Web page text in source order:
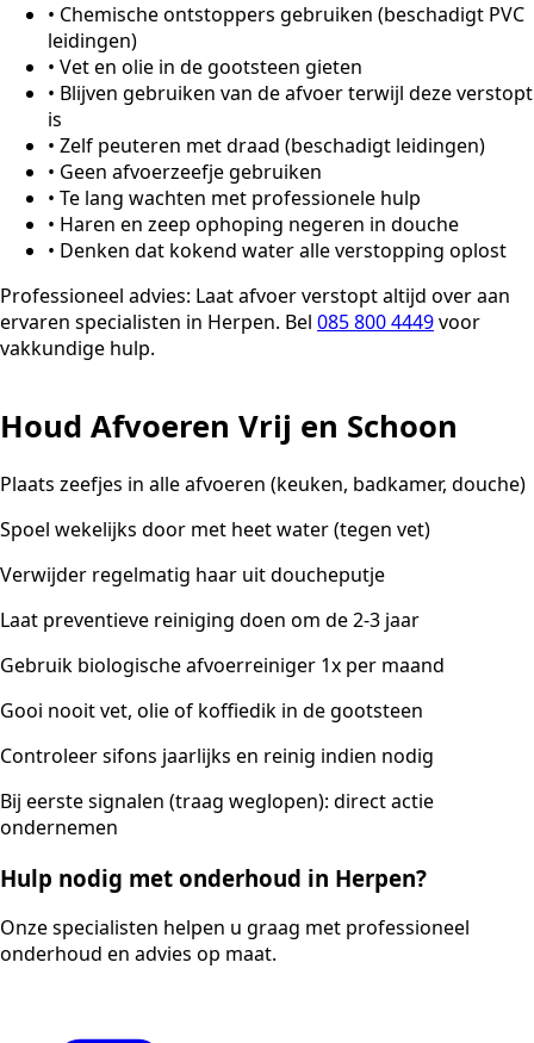
• Chemische ontstoppers gebruiken (beschadigt PVC
leidingen)
• Vet en olie in de gootsteen gieten
• Blijven gebruiken van de afvoer terwijl deze verstopt
is
• Zelf peuteren met draad (beschadigt leidingen)
• Geen afvoerzeefje gebruiken
• Te lang wachten met professionele hulp
• Haren en zeep ophoping negeren in douche
• Denken dat kokend water alle verstopping oplost
Professioneel advies: Laat afvoer verstopt altijd over aan
ervaren specialisten in Herpen. Bel 085 800 4449voor
vakkundige hulp.
Houd Afvoeren Vrij en Schoon
Plaats zeefjes in alle afvoeren (keuken, badkamer, douche)
Spoel wekelijks door met heet water (tegen vet)
Verwijder regelmatig haar uit doucheputje
Laat preventieve reiniging doen om de 2-3 jaar
Gebruik biologische afvoerreiniger 1x per maand
Gooi nooit vet, olie of koffiedik in de gootsteen
Controleer sifons jaarlijks en reinig indien nodig
Bij eerste signalen (traag weglopen): direct actie
ondernemen
Hulp nodig met onderhoud in Herpen?
Onze specialisten helpen u graag met professioneel
onderhoud en advies op maat.